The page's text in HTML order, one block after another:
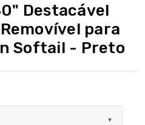
Destacável
para
Softail - Preto
▼